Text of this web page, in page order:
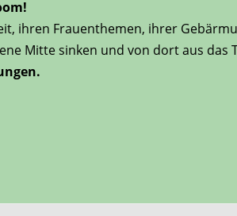
ihren Frauenthemen, ihrer
Mitte sinken und von dort aus